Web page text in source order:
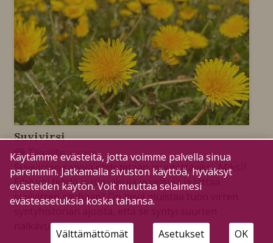
Suvivirsi
Tilaajille 30.5.2025
Suvivirren sanoja ehdotetaan muutettaviksi. Miksi?
Eikö voi tehdä uusia viisuja ja veisuja ja jättää
suvivirren rauhaan? On hyvä muistaa tuon virren
nälkävuosien jälkeen.
Käytämme evästeitä, jotta voimme palvella sinua
paremmin. Jatkamalla sivuston käyttöä, hyväksyt
evästeiden käytön. Voit muuttaa selaimesi
evästeasetuksia koska tahansa.
Välttämättömät Asetukset OK